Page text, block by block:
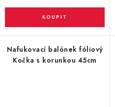
Nafukovací balónek fóliový
Kočka s korunkou 45cm